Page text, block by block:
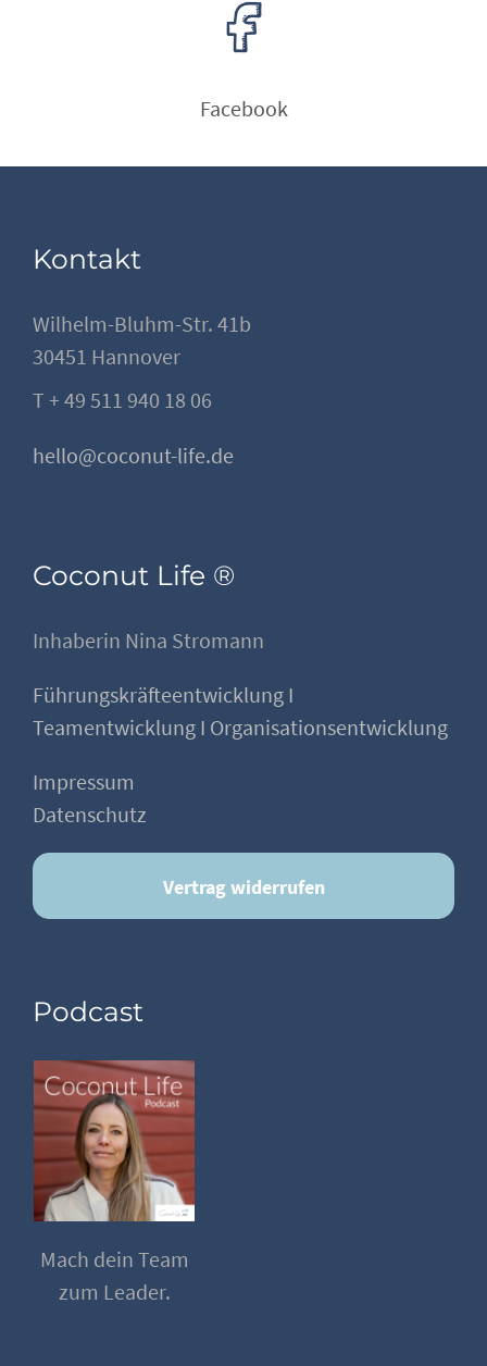
Facebook
Kontakt
Wilhelm-Bluhm-Str. 41b
30451 Hannover
T + 49 511 940 18 06
hello@coconut-life.de
Coconut Life ®
Inhaberin Nina Stromann
Führungskräfteentwicklung I
Teamentwicklung I Organisationsentwicklung
Impressum
Datenschutz
Vertrag widerrufen
Podcast
Mach dein Team
zum Leader.